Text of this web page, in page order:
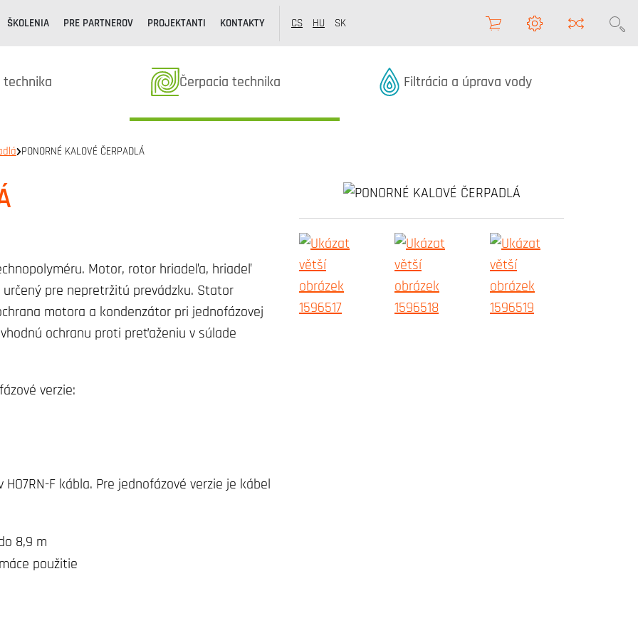
ŠKOLENIA PRE PARTNEROV PROJEKTANTI KONTAKTY CS HU SK
kategóriából
technika Termékek kategóriából
Čerpacia technika Termékek kategóriából
Filtrácia a úprava vody
PONORNÉ KALOVÉ ČERPADLÁ
Motor, rotor hriadeľa, hriadeľ
pre nepretržitú prevádzku. Stator
motora a kondenzátor pri jednofázovej
ochranu proti preťaženiu v súlade
verzie:
F kábla. Pre jednofázové verzie je kábel
8,9 m
použitie